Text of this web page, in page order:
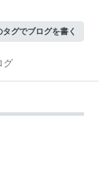
タグでブログを書く
グ